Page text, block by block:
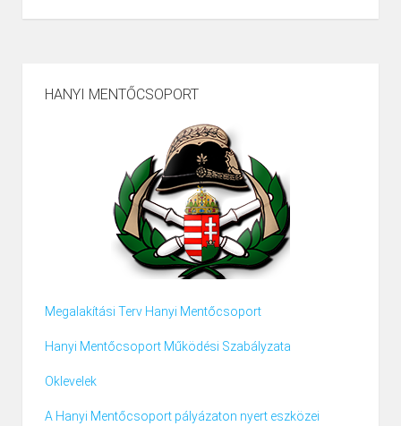
HANYI MENTŐCSOPORT
Megalakítási Terv Hanyi Mentőcsoport
Hanyi Mentőcsoport Működési Szabályzata
Oklevelek
A Hanyi Mentőcsoport pályázaton nyert eszközei